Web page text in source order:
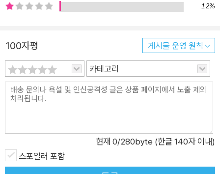
단 한 장의 지폐도 만질 필요가 없으며 자신의 거래로 영향을 받
가를 조작하거나 시장의 위기를 기회로 활용해 개인적 이득을 올
리는 등 비윤리적 선택도 마다하지 않으며 어마어마한 부를 쌓아
나간다. 인생의 중간 지점을 지나면서 그는 어렴풋하게나마 결혼
을 고려하게 되고, 이때 그의 앞에 명성은 있으나 재산은 없는 유
서 깊은 가문 출신의 헬렌이 나타난다. 해외를 떠돌며 어린 시절
를 찾는다. 두 사람은 적당한 거리감이 있는 친밀감 속에서 만족
스러운 결혼생활을 해나가고, 벤저민이 월 스트리트에서 천재 투
자자로서 명성을 얻어가는 동안 헬렌은 당대의 유명한 음악가를
1.2%
100자평 게시물 운영 원칙
카테고리
현재 0/280byte (한글 140자 이내)
스포일러 포함